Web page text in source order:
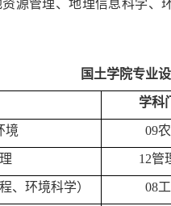
源管理、地理信息科学
国土学院专业
学科
境 09
12管
、环境科学） 08